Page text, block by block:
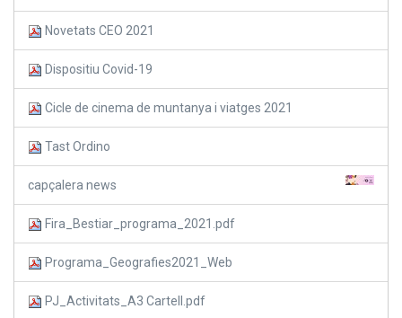
Novetats CEO 2021
Dispositiu Covid-19
Cicle de cinema de muntanya i viatges 2021
Tast Ordino
capçalera news
Fira_Bestiar_programa_2021.pdf
Programa_Geografies2021_Web
PJ_Activitats_A3 Cartell.pdf